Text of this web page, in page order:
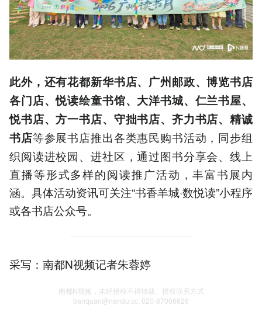
此外，还有花都新华书店、 广州邮政、博览书店
各门店、悦读绘童书馆、 大洋书城、 仁兰书屋、
悦书店、方一书店、守拙书店、齐力书店、精诚
书店等参展书店推出各类惠民购书活动，同步组
织阅读进校园、进社区，通过图书分享会、线上
直播等形式多样的阅读推广活动，丰富书展内
涵。具体活动资讯可关注“书香羊城·数悦读”小程序
或各书店公众号。
采写：南都N视频记者朱蓉婷
南都N视频，未经授权不得转载、授权联系方式
banquan@nandu.cc. 020-87006626